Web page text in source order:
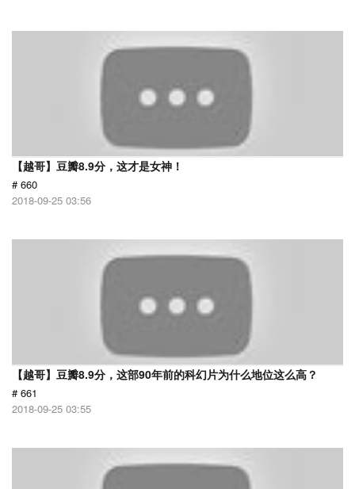
【越哥】豆瓣8.9分，这才是女神！
# 660
2018-09-25 03:56
【越哥】豆瓣8.9分，这部90年前的科幻片为什么地位这么高？
# 661
2018-09-25 03:55